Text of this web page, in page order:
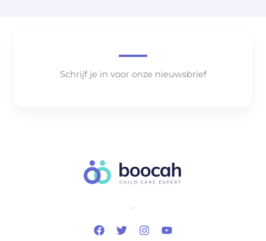
Schrijf je in voor onze nieuwsbrief
..